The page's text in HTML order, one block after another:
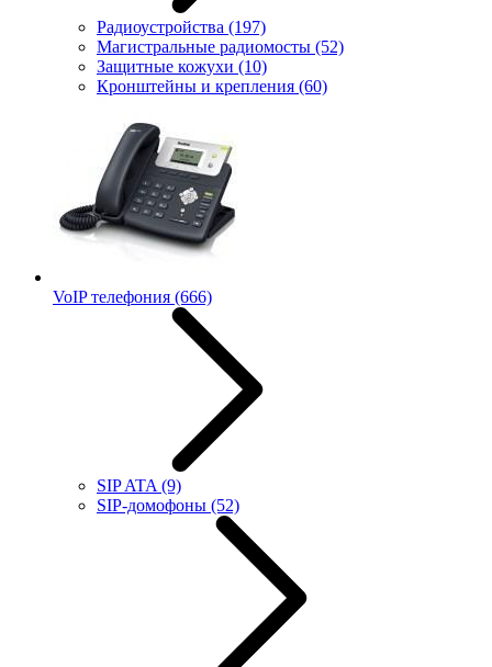
Радиоустройства (197)
Магистральные радиомосты (52)
Защитные кожухи (10)
Кронштейны и крепления (60)
VoIP телефония (666)
SIP ATA (9)
SIP-домофоны (52)